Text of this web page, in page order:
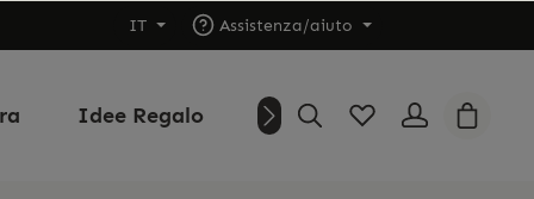
IT Assistenza/aiuto
Idee Regalo Outlet Chi siamo